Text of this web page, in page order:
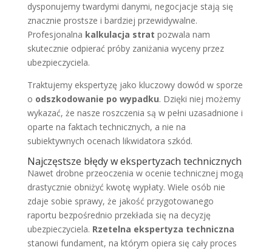
dysponujemy twardymi danymi, negocjacje stają się
znacznie prostsze i bardziej przewidywalne.
Profesjonalna kalkulacja strat pozwala nam
skutecznie odpierać próby zaniżania wyceny przez
ubezpieczyciela.
Traktujemy ekspertyzę jako kluczowy dowód w sporze
o odszkodowanie po wypadku. Dzięki niej możemy
wykazać, że nasze roszczenia są w pełni uzasadnione i
oparte na faktach technicznych, a nie na
subiektywnych ocenach likwidatora szkód.
Najczęstsze błędy w ekspertyzach technicznych
Nawet drobne przeoczenia w ocenie technicznej mogą
drastycznie obniżyć kwotę wypłaty. Wiele osób nie
zdaje sobie sprawy, że jakość przygotowanego
raportu bezpośrednio przekłada się na decyzję
ubezpieczyciela. Rzetelna ekspertyza techniczna
stanowi fundament, na którym opiera się cały proces